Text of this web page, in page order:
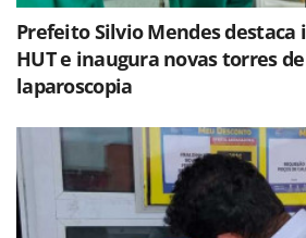
Prefeito Silvio Mendes
HUT e inaugura novas torres
laparoscopia